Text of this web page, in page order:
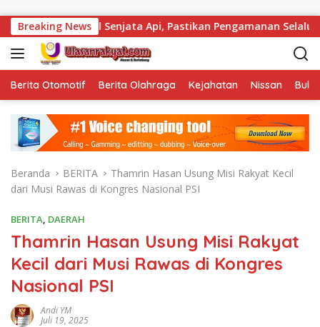
Breaking News
Senjata Api, Pastikan Pengamanan Selalu Siaga 24 Jam
Berita Otomotif Berita Olahraga Kejahatan Nissan
Beranda BERITA
Thamrin Hasan Usung Misi Rakyat Kecil
dari Musi Rawas di Kongres Nasional PSI
BERITA, DAERAH
Thamrin Hasan Usung Misi Rakyat
Kecil dari Musi Rawas di Kongres
Nasional PSI
Andi YM
Juli 19, 2025